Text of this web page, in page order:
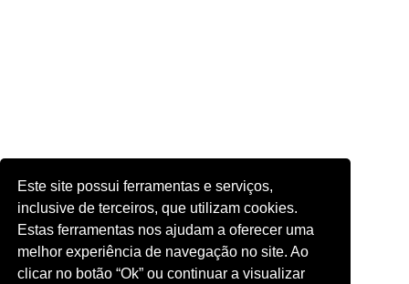
Este site possui ferramentas e serviços,
inclusive de terceiros, que utilizam cookies.
Estas ferramentas nos ajudam a oferecer uma
melhor experiência de navegação no site. Ao
clicar no botão “Ok” ou continuar a visualizar